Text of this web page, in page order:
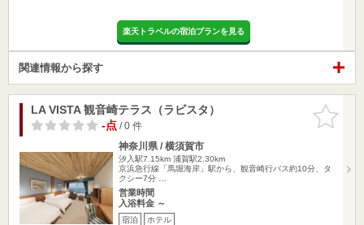
楽天トラベルの宿泊プランを見る
関連情報から探す
お気に入
りに追加
LA VISTA 観音崎テラス（ラビスタ）
-点/ 0 件
神奈川県 / 横須賀市
汐入駅7.15km 浦賀駅2.30km
京浜急行線「馬堀海岸」駅から、観音崎行バス約10分、タ
クシー7分 …
営業時間
入浴料金 ～
宿泊 ホテル